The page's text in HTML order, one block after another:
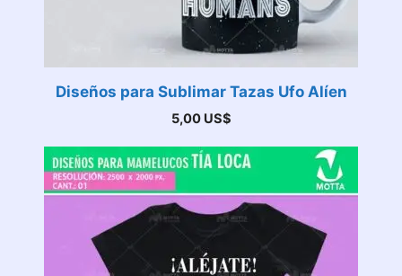
Diseños para Sublimar Tazas Ufo Alíen
5,00 US$